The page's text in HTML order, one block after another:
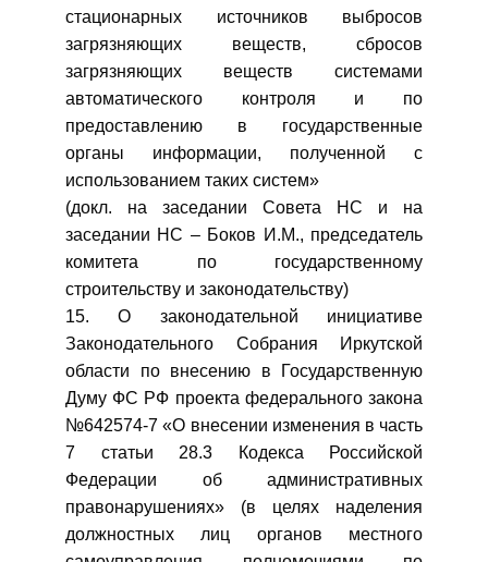
стационарных источников выбросов
загрязняющих веществ, сбросов
загрязняющих веществ системами
автоматического контроля и по
предоставлению в государственные
органы информации, полученной с
использованием таких систем»
(докл. на заседании Совета НС и на
заседании НС – Боков И.М., председатель
комитета по государственному
строительству и законодательству)
15. О законодательной инициативе
Законодательного Собрания Иркутской
области по внесению в Государственную
Думу ФС РФ проекта федерального закона
№642574-7 «О внесении изменения в часть
7 статьи 28.3 Кодекса Российской
Федерации об административных
правонарушениях» (в целях наделения
должностных лиц органов местного